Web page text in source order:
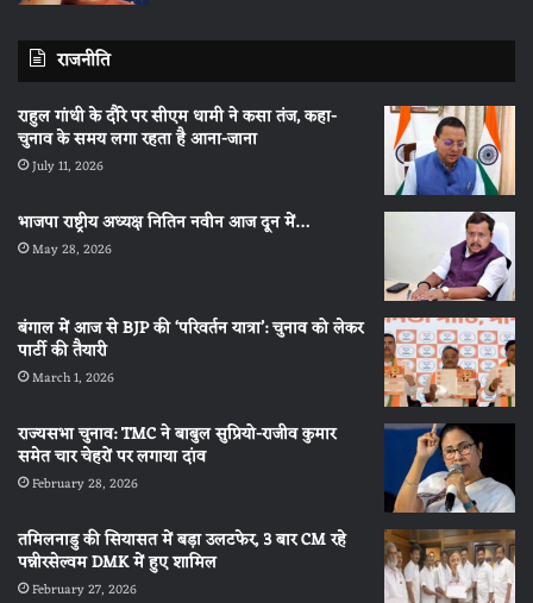
राजनीति
राहुल गांधी के दौरे पर सीएम धामी ने कसा तंज, कहा-
चुनाव के समय लगा रहता है आना-जाना
July 11, 2026
भाजपा राष्ट्रीय अध्यक्ष नितिन नवीन आज दून में…
May 28, 2026
बंगाल में आज से BJP की ‘परिवर्तन यात्रा’: चुनाव को लेकर
पार्टी की तैयारी
March 1, 2026
राज्यसभा चुनाव: TMC ने बाबुल सुप्रियो-राजीव कुमार
समेत चार चेहरों पर लगाया दांव
February 28, 2026
तमिलनाडु की सियासत में बड़ा उलटफेर, 3 बार CM रहे
पन्नीरसेल्वम DMK में हुए शामिल
February 27, 2026